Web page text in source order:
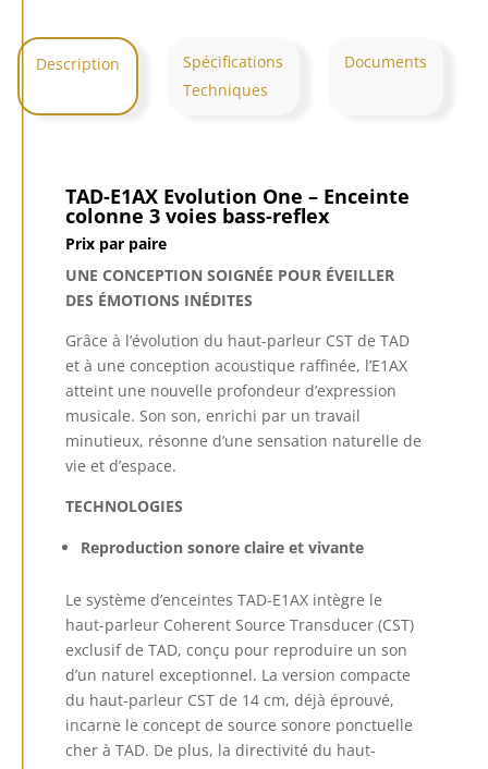
Description
Spécifications
Techniques
Documents
TAD-E1AX Evolution One – Enceinte
colonne 3 voies bass-reflex
Prix par paire
UNE CONCEPTION SOIGNÉE POUR ÉVEILLER
DES ÉMOTIONS INÉDITES
Grâce à l’évolution du haut-parleur CST de TAD
et à une conception acoustique raffinée, l’E1AX
atteint une nouvelle profondeur d’expression
musicale. Son son, enrichi par un travail
minutieux, résonne d’une sensation naturelle de
vie et d’espace.
TECHNOLOGIES
Reproduction sonore claire et vivante
Le système d’enceintes TAD-E1AX intègre le
haut-parleur Coherent Source Transducer (CST)
exclusif de TAD, conçu pour reproduire un son
d’un naturel exceptionnel. La version compacte
du haut-parleur CST de 14 cm, déjà éprouvé,
incarne le concept de source sonore ponctuelle
cher à TAD. De plus, la directivité du haut-